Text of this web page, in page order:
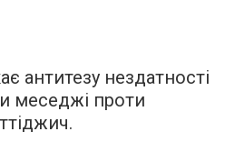
антитезу нездатності
меседжі проти